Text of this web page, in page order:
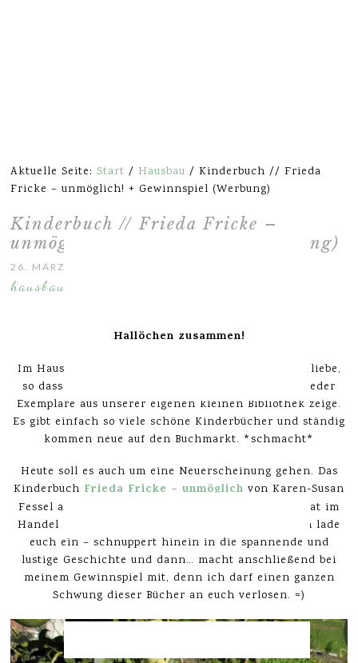
Aktuelle Seite:Start / Hausbau / Kinderbuch // Frieda
Fricke – unmöglich! + Gewinnspiel (Werbung)
Kinderbuch // Frieda Fricke –
unmöglich! + Gewinnspiel (Werbung)
26. MÄRZ 2017
hausbau
Hallöchen zusammen!
Im Hause Mulle herrscht eine so große Kinderbuchliebe,
so dass ich euch hier auf dem Blog auch immer wieder
Exemplare aus unserer eigenen kleinen Bibliothek zeige.
Es gibt einfach so viele schöne Kinderbücher und ständig
kommen neue auf den Buchmarkt. *schmacht*
Heute soll es auch um eine Neuerscheinung gehen. Das
Kinderbuch Frieda Fricke – unmöglich von Karen-Susan
Fessel aus dem KOSMOS Verlag ist seit diesem Monat im
Handel erhältlich und wir durften Probe lesen. Ich lade
euch ein – schnuppert hinein in die spannende und
lustige Geschichte und dann… macht anschließend bei
meinem Gewinnspiel mit, denn ich darf einen ganzen
Schwung dieser Bücher an euch verlosen. =)